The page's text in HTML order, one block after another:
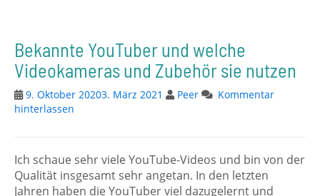
Bekannte YouTuber und welche
Videokameras und Zubehör sie nutzen
9. Oktober 20203. März 2021 Peer
Kommentar
hinterlassen
Ich schaue sehr viele YouTube-Videos und bin von der
Qualität insgesamt sehr angetan. In den letzten
Jahren haben die YouTuber viel dazugelernt und